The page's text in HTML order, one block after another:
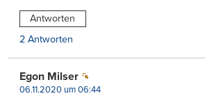
Antworten
2 Antworten
Egon Milser
06.11.2020 um 06:44